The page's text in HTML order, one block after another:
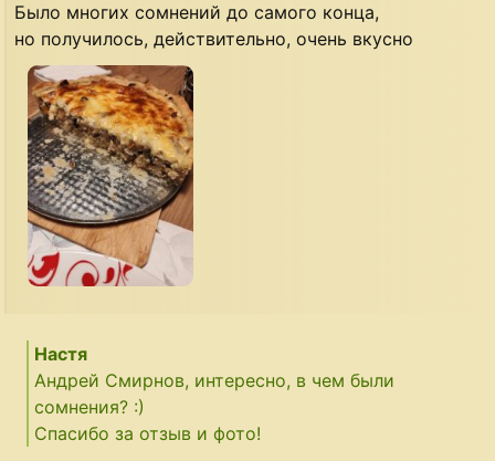
Было многих сомнений до самого конца,
но получилось, действительно, очень вкусно
Настя
Андрей Смирнов, интересно, в чем были
сомнения? :)
Спасибо за отзыв и фото!